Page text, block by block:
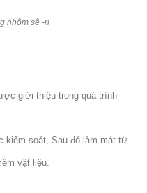
nhôm sê -ri
giới thiệu trong quá trình
kiểm soát, Sau đó làm mát từ
vật liệu.